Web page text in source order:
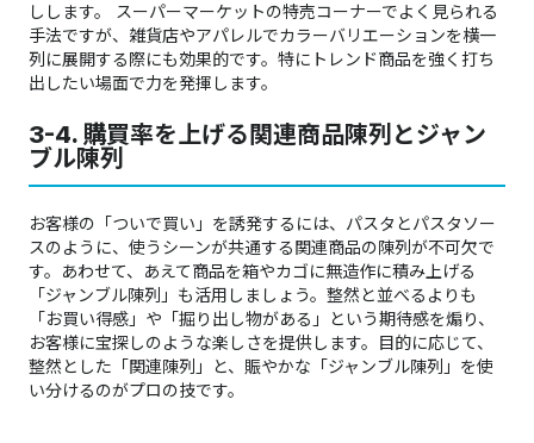
しします。 スーパーマーケットの特売コーナーでよく見られる
手法ですが、雑貨店やアパレルでカラーバリエーションを横一
列に展開する際にも効果的です。特にトレンド商品を強く打ち
出したい場面で力を発揮します。
3-4. 購買率を上げる関連商品陳列とジャン
ブル陳列
お客様の「ついで買い」を誘発するには、パスタとパスタソー
スのように、使うシーンが共通する関連商品の陳列が不可欠で
す。あわせて、あえて商品を箱やカゴに無造作に積み上げる
「ジャンブル陳列」も活用しましょう。整然と並べるよりも
「お買い得感」や「掘り出し物がある」という期待感を煽り、
お客様に宝探しのような楽しさを提供します。目的に応じて、
整然とした「関連陳列」と、賑やかな「ジャンブル陳列」を使
い分けるのがプロの技です。